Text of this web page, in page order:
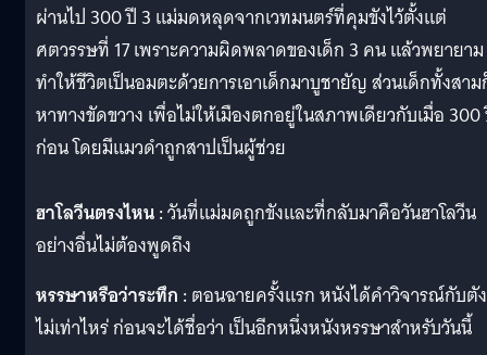
ผ่านไป 300 ปี 3 แม่มดหลุดจากเวทมนตร์ที่คุมขังไว้ตั้งแต่
ศตวรรษที่ 17 เพราะความผิดพลาดของเด็ก 3 คน แล้วพยายาม
ทำให้ชีวิตเป็นอมตะด้วยการเอาเด็กมาบูชายัญ ส่วนเด็กทั้งสา
หาทางขัดขวาง เพื่อไม่ให้เมืองตกอยู่ในสภาพเดียวกับเมื่อ 300
ก่อน โดยมีแมวดำถูกสาปเป็นผู้ช่วย
ฮาโลวีนตรงไหน :วันที่แม่มดถูกขังและที่กลับมาคือวันฮาโลวีน
อย่างอื่นไม่ต้องพูดถึง
หรรษาหรือว่าระทึก :ตอนฉายครั้งแรก หนังได้คำวิจารณ์กับตั
ไม่เท่าไหร่ ก่อนจะได้ชื่อว่า เป็นอีกหนึ่งหนังหรรษาสำหรับวันนี้